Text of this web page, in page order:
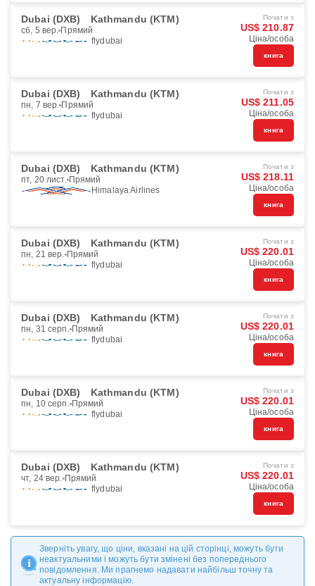
Dubai (DXB) Kathmandu (KTM)
сб, 5 вер. Прямий
flydubai
Почати з
US$ 210.87
Ціна/особа
книга
Dubai (DXB) Kathmandu (KTM)
пн, 7 вер. Прямий
flydubai
Почати з
US$ 211.05
Ціна/особа
книга
Dubai (DXB) Kathmandu (KTM)
пт, 20 лист. Прямий
Himalaya Airlines
Почати з
US$ 218.11
Ціна/особа
книга
Dubai (DXB) Kathmandu (KTM)
пн, 21 вер. Прямий
flydubai
Почати з
US$ 220.01
Ціна/особа
книга
Dubai (DXB) Kathmandu (KTM)
пн, 31 серп. Прямий
flydubai
Почати з
US$ 220.01
Ціна/особа
книга
Dubai (DXB) Kathmandu (KTM)
пн, 10 серп. Прямий
flydubai
Почати з
US$ 220.01
Ціна/особа
книга
Dubai (DXB) Kathmandu (KTM)
чт, 24 вер. Прямий
flydubai
Почати з
US$ 220.01
Ціна/особа
книга
Зверніть увагу, що ціни, вказані на цій сторінці, можуть бути
неактуальними і можуть бути змінені без попереднього
повідомлення. Ми прагнемо надавати найбільш точну та
актуальну інформацію.